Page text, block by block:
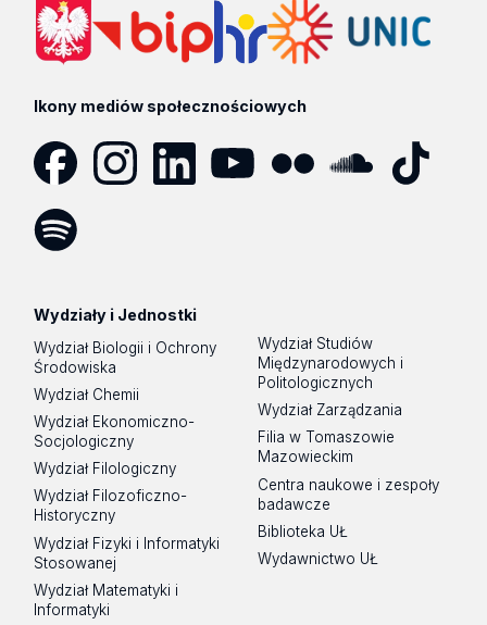
Ikony mediów społecznościowych
Wydziały i Jednostki
Wydział Biologii i Ochrony
Środowiska
Wydział Chemii
Wydział Ekonomiczno-
Socjologiczny
Wydział Filologiczny
Wydział Filozoficzno-
Historyczny
Wydział Fizyki i Informatyki
Stosowanej
Wydział Matematyki i
Informatyki
Wydział Studiów
Międzynarodowych i
Politologicznych
Wydział Zarządzania
Filia w Tomaszowie
Mazowieckim
Centra naukowe i zespoły
badawcze
Biblioteka UŁ
Wydawnictwo UŁ